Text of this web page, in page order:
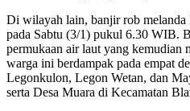
Di wilayah lain, banjir rob melanda
pada Sabtu (3/1) pukul 6.30 WIB.
permukaan air laut yang kemudian
warga ini berdampak pada empat
Legonkulon, Legon Wetan, dan
serta Desa Muara di Kecamatan